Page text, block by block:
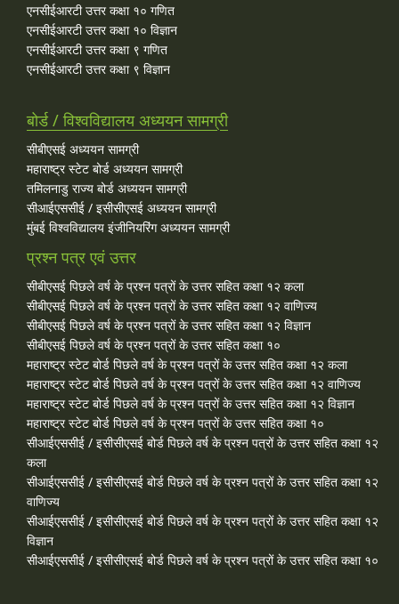
एनसीईआरटी उत्तर कक्षा १० गणित
एनसीईआरटी उत्तर कक्षा १० विज्ञान
एनसीईआरटी उत्तर कक्षा ९ गणित
एनसीईआरटी उत्तर कक्षा ९ विज्ञान
बोर्ड / विश्वविद्यालय अध्ययन सामग्री
सीबीएसई अध्ययन सामग्री
महाराष्ट्र स्टेट बोर्ड अध्ययन सामग्री
तमिलनाडु राज्य बोर्ड अध्ययन सामग्री
सीआईएससीई / इसीसीएसई अध्ययन सामग्री
मुंबई विश्वविद्यालय इंजीनियरिंग अध्ययन सामग्री
प्रश्न पत्र एवं उत्तर
सीबीएसई पिछले वर्ष के प्रश्न पत्रों के उत्तर सहित कक्षा १२ कला
सीबीएसई पिछले वर्ष के प्रश्न पत्रों के उत्तर सहित कक्षा १२ वाणिज्य
सीबीएसई पिछले वर्ष के प्रश्न पत्रों के उत्तर सहित कक्षा १२ विज्ञान
सीबीएसई पिछले वर्ष के प्रश्न पत्रों के उत्तर सहित कक्षा १०
महाराष्ट्र स्टेट बोर्ड पिछले वर्ष के प्रश्न पत्रों के उत्तर सहित कक्षा १२ कला
महाराष्ट्र स्टेट बोर्ड पिछले वर्ष के प्रश्न पत्रों के उत्तर सहित कक्षा १२ वाणिज्य
महाराष्ट्र स्टेट बोर्ड पिछले वर्ष के प्रश्न पत्रों के उत्तर सहित कक्षा १२ विज्ञान
महाराष्ट्र स्टेट बोर्ड पिछले वर्ष के प्रश्न पत्रों के उत्तर सहित कक्षा १०
सीआईएससीई / इसीसीएसई बोर्ड पिछले वर्ष के प्रश्न पत्रों के उत्तर सहित कक्षा १२
कला
सीआईएससीई / इसीसीएसई बोर्ड पिछले वर्ष के प्रश्न पत्रों के उत्तर सहित कक्षा १२
वाणिज्य
सीआईएससीई / इसीसीएसई बोर्ड पिछले वर्ष के प्रश्न पत्रों के उत्तर सहित कक्षा १२
विज्ञान
सीआईएससीई / इसीसीएसई बोर्ड पिछले वर्ष के प्रश्न पत्रों के उत्तर सहित कक्षा १०